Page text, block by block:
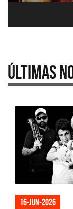
Últimas
16-jun-2026